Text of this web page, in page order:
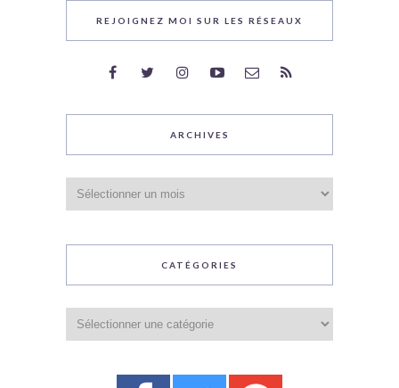
REJOIGNEZ MOI SUR LES RÉSEAUX
ARCHIVES
CATÉGORIES